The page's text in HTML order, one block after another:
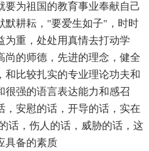
要为祖国的教育事业奉献自己
默耕耘，"要爱生如子"，时时
为重，处处用真情去打动学
尚的师德，先进的理念，健全
和比较扎实的专业理论功夫和
很强的语言表达能力和感召
，安慰的话，开导的话，实在
话，伤人的话，威胁的话，这
具备的素质